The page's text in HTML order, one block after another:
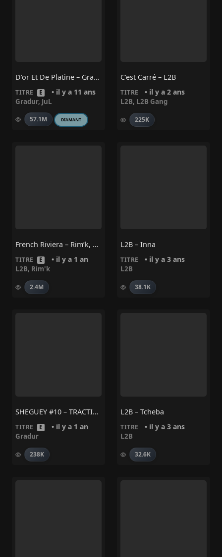
D’or Et De Platine – Gradur, Jul
TITRE E • il y a 11 ans
Gradur, JuL
57.1M DIAMANT
C’est Carré – L2B
TITRE • il y a 2 ans
L2B, L2B Gang
225K
French Riviera – Rim’k, L2B
TITRE E • il y a 1 an
L2B, Rim'k
2.4M
L2B – Inna
TITRE • il y a 3 ans
L2B
38.1K
SHEGUEY #10 – TRACTION
TITRE E • il y a 1 an
Gradur
238K
L2B – Tcheba
TITRE • il y a 3 ans
L2B
32.6K